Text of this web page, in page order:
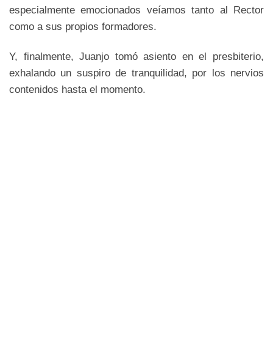
especialmente emocionados veíamos tanto al Rector
como a sus propios formadores.
Y, finalmente, Juanjo tomó asiento en el presbiterio,
exhalando un suspiro de tranquilidad, por los nervios
contenidos hasta el momento.